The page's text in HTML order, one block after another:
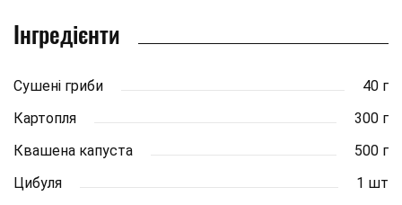
Інгредієнти
Сушені гриби
40 г
Картопля
300 г
Квашена капуста
500 г
Цибуля
1 шт